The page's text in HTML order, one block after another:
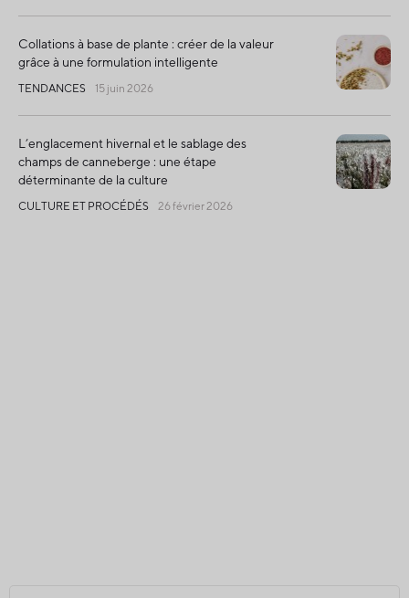
Collations à base de plante : créer de la valeur
grâce à une formulation intelligente
TENDANCES 15 juin 2026
L’englacement hivernal et le sablage des
champs de canneberge : une étape
déterminante de la culture
CULTURE ET PROCÉDÉS 26 février 2026